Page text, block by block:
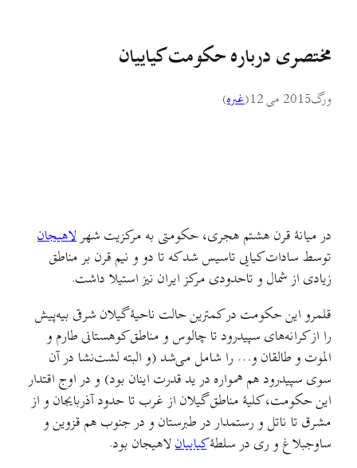
مختصری درباره حکومت کیاییان
ورگ2015 می 12 (غىره)
در میانهٔ قرن هشتم هجری، حکومتی به مرکزیت شهر لاهیجان
توسط سادات کیایی تاسیس شد که تا دو و نیم قرن بر مناطق
زیادی از شمال و تاحدودی مرکز ایران نیز استیلا داشت.
قلمرو این حکومت در کمترین حالت ناحیهٔ گیلان شرقی بیه‌پیش
را از کرانه‌های سپیدرود تا چالوس و مناطق کوهستانی طارم و
الموت و طالقان و… را شامل می‌شد (و البته لشت‌نشا در آن
سوی سپیدرود هم همواره در ید قدرت اینان بود) و در اوج اقتدار
این حکومت، کلیهٔ مناطق گیلان از غرب تا حدود آذربایجان و از
مشرق تا ناتل و رستمدار در طبرستان و در جنوب هم قزوین و
ساوجبلاغ و ری در سلطهٔکیاییانلاهیجان بود.